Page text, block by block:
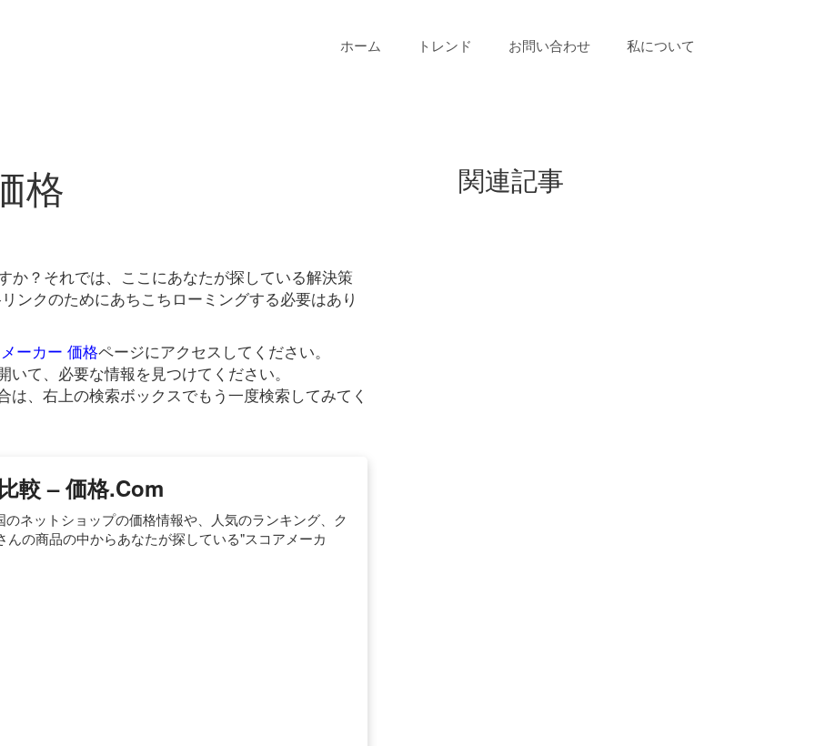
ホーム トレンド お問い合わせ 私について
格
か？それでは、ここにあなたが探している解決策
ンクのためにあちこちローミングする必要はあり
ーカー 価格ページにアクセスしてください。
て、必要な情報を見つけてください。
は、右上の検索ボックスでもう一度検索してみてく
較 – 価格.com
ネットショップの価格情報や、人気のランキング、ク
の商品の中からあなたが探している"スコアメーカ
関連記事